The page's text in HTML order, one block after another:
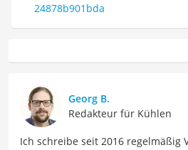
24878b901bda
Georg B.
Redakteur für Kühlen
Ich schreibe seit 2016 regelmäßig